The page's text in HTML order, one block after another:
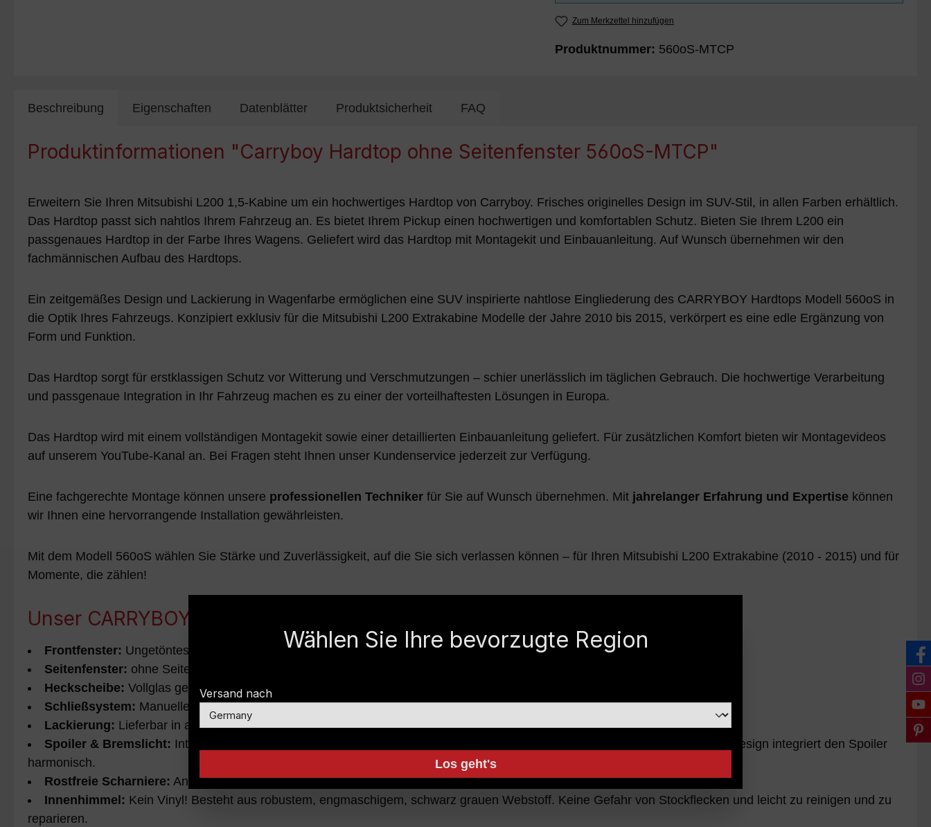
Zum Merkzettel hinzufügen
Produktnummer: 560oS-MTCP
Beschreibung Eigenschaften Datenblätter Produktsicherheit FAQ
Produktinformationen "Carryboy Hardtop ohne Seitenfenster 560oS-MTCP"
Erweitern Sie Ihren Mitsubishi L200 1,5-Kabine um ein hochwertiges Hardtop von Carryboy. Frisches originelles Design im SUV-Stil, in allen Farben erhältlich.
Das Hardtop passt sich nahtlos Ihrem Fahrzeug an. Es bietet Ihrem Pickup einen hochwertigen und komfortablen Schutz. Bieten Sie Ihrem L200 ein
passgenaues Hardtop in der Farbe Ihres Wagens. Geliefert wird das Hardtop mit Montagekit und Einbauanleitung. Auf Wunsch übernehmen wir den
fachmännischen Aufbau des Hardtops.
Ein zeitgemäßes Design und Lackierung in Wagenfarbe ermöglichen eine SUV inspirierte nahtlose Eingliederung des CARRYBOY Hardtops Modell 560oS in
die Optik Ihres Fahrzeugs. Konzipiert exklusiv für die Mitsubishi L200 Extrakabine Modelle der Jahre 2010 bis 2015, verkörpert es eine edle Ergänzung von
Form und Funktion.
Das Hardtop sorgt für erstklassigen Schutz vor Witterung und Verschmutzungen – schier unerlässlich im täglichen Gebrauch. Die hochwertige Verarbeitung
und passgenaue Integration in Ihr Fahrzeug machen es zu einer der vorteilhaftesten Lösungen in Europa.
Das Hardtop wird mit einem vollständigen Montagekit sowie einer detaillierten Einbauanleitung geliefert. Für zusätzlichen Komfort bieten wir Montagevideos
auf unserem YouTube-Kanal an. Bei Fragen steht Ihnen unser Kundenservice jederzeit zur Verfügung.
Eine fachgerechte Montage können unsere professionellen Techniker für Sie auf Wunsch übernehmen. Mit jahrelanger Erfahrung und Expertise können
wir Ihnen eine hervorrangende Installation gewährleisten.
Mit dem Modell 560oS wählen Sie Stärke und Zuverlässigkeit, auf die Sie sich verlassen können – für Ihren Mitsubishi L200 Extrakabine (2010 - 2015) und für
Momente, die zählen!
Unser CARRYBOY Hardtop - die gesamte Ausstattung in einer Übersicht:
Frontfenster: Ungetöntes Glas für klare Sicht
Seitenfenster: ohne Seitenfenster
Heckscheibe: Vollglas getönt und groß für angenehmes Be- und Entladen
Schließsystem: Manuelles Schloss, optional mit automatischer Zentralverriegelung
Lackierung: Lieferbar in allen (Wagen-)Farben
Spoiler & Bremslicht: Integriertes LED-Bremslicht im Spoiler stilvoll eingebaut. Traditionelles Design in Schwarz, das neue Design integriert den Spoiler
harmonisch.
Rostfreie Scharniere: An Heck- und Seitenfenstern verbaut, gefertigt aus hochwertigem Edelstahl.
Innenhimmel: Kein Vinyl! Besteht aus robustem, engmaschigem, schwarz grauen Webstoff. Keine Gefahr von Stockflecken und leicht zu reinigen und zu
reparieren.
Wählen Sie Ihre bevorzugte Region
Versand nach
Los geht's